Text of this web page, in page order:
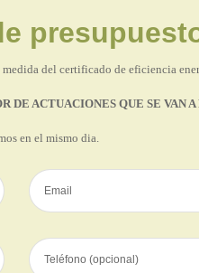
del certificado de eficiencia
ACTUACIONES QUE SE VAN
en el mismo dia.